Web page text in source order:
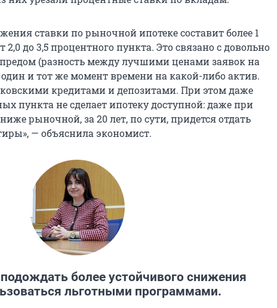
ставки по рыночной ипотеке составит более 1
до 3,5 процентного пункта. Это связано с довольно
(разность между лучшими ценами заявок на
и тот же момент времени на какой-либо актив.
кредитами и депозитами. При этом даже
пункта не сделает ипотеку доступной: даже при
рыночной, за 20 лет, по сути, придется отдать
— объяснила экономист.
более устойчивого снижения
льготными программами.